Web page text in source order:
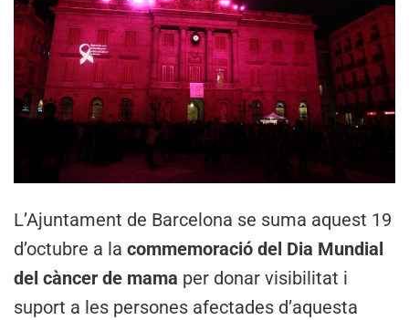
L’Ajuntament de Barcelona se suma aquest 19
d’octubre a la commemoració del Dia Mundial
del càncer de mama per donar visibilitat i
suport a les persones afectades d’aquesta